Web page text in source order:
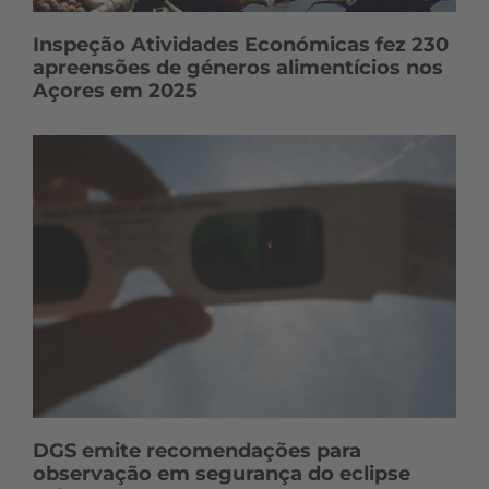
Inspeção Atividades Económicas fez 230
apreensões de géneros alimentícios nos
Açores em 2025
DGS emite recomendações para
observação em segurança do eclipse